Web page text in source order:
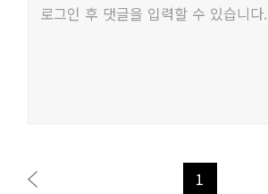
로그인 후 댓글을 입력할 수 있습니다.
1